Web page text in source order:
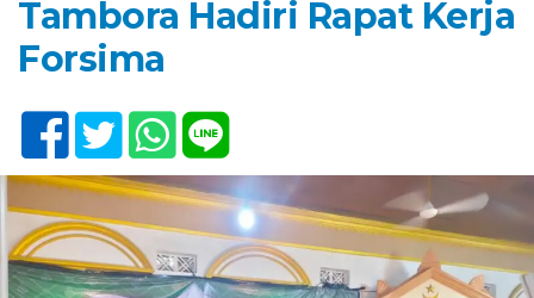
Tambora Hadiri Rapat Kerja
Forsima